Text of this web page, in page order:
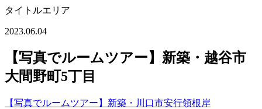
タイトルエリア
2023.06.04
【写真でルームツアー】新築・越谷市
大間野町5丁目
【写真でルームツアー】新築・川口市安行領根岸